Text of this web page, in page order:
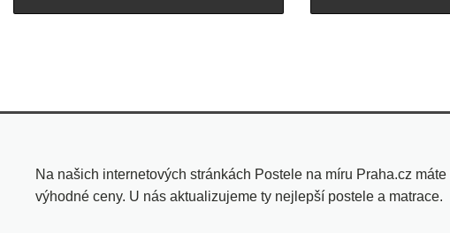
Na našich internetových stránkách Postele na míru Praha.cz
výhodné ceny. U nás aktualizujeme ty nejlepší postele a matrace.